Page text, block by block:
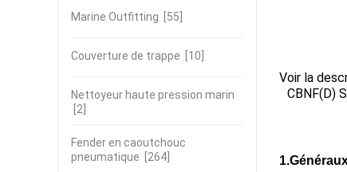
Marine Outfitting [55]
Couverture de trappe [10]
Nettoyeur haute pression marin
[2]
Fender en caoutchouc
pneumatique [264]
Voir la
CBNF(D)
1.